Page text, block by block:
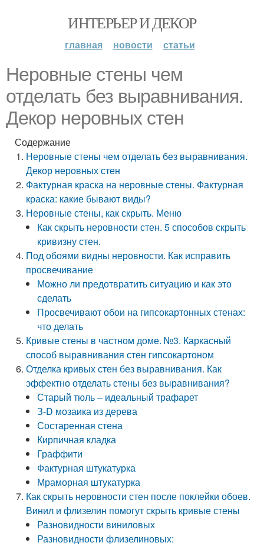
ИНТЕРЬЕР И ДЕКОР
главная новости статьи
Неровные стены чем
отделать без выравнивания.
Декор неровных стен
Содержание
Неровные стены чем отделать без выравнивания.
Декор неровных стен
Фактурная краска на неровные стены. Фактурная
краска: какие бывают виды?
Неровные стены, как скрыть. Меню
Как скрыть неровности стен. 5 способов скрыть
кривизну стен.
Под обоями видны неровности. Как исправить
просвечивание
Можно ли предотвратить ситуацию и как это
сделать
Просвечивают обои на гипсокартонных стенах:
что делать
Кривые стены в частном доме. №3. Каркасный
способ выравнивания стен гипсокартоном
Отделка кривых стен без выравнивания. Как
эффектно отделать стены без выравнивания?
Старый тюль – идеальный трафарет
З-D мозаика из дерева
Состаренная стена
Кирпичная кладка
Граффити
Фактурная штукатурка
Мраморная штукатурка
Как скрыть неровности стен после поклейки обоев.
Винил и флизелин помогут скрыть кривые стены
Разновидности виниловых
Разновидности флизелиновых: